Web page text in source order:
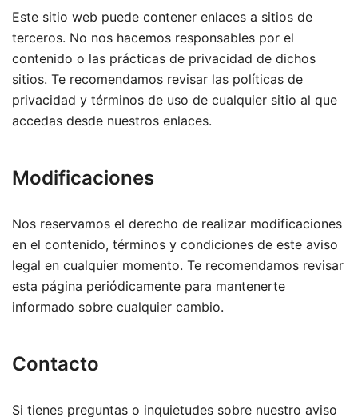
Este sitio web puede contener enlaces a sitios de
terceros. No nos hacemos responsables por el
contenido o las prácticas de privacidad de dichos
sitios. Te recomendamos revisar las políticas de
privacidad y términos de uso de cualquier sitio al que
accedas desde nuestros enlaces.
Modificaciones
Nos reservamos el derecho de realizar modificaciones
en el contenido, términos y condiciones de este aviso
legal en cualquier momento. Te recomendamos revisar
esta página periódicamente para mantenerte
informado sobre cualquier cambio.
Contacto
Si tienes preguntas o inquietudes sobre nuestro aviso